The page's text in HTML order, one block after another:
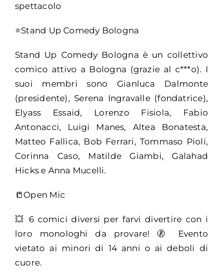
spettacolo
⭐Stand Up Comedy Bologna
Stand Up Comedy Bologna è un collettivo
comico attivo a Bologna (grazie al c***o). I
suoi membri sono Gianluca Dalmonte
(presidente), Serena Ingravalle (fondatrice),
Elyass Essaid, Lorenzo Fisiola, Fabio
Antonacci, Luigi Manes, Altea Bonatesta,
Matteo Fallica, Bob Ferrari, Tommaso Pioli,
Corinna Caso, Matilde Giambi, Galahad
Hicks e Anna Mucelli.
📒Open Mic
💥 6 comici diversi per farvi divertire con i
loro monologhi da provare! 🚷 Evento
vietato ai minori di 14 anni o ai deboli di
cuore.